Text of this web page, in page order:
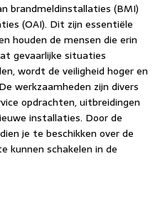
brandmeldinstallaties (BMI)
(OAI). Dit zijn essentiële
houden de mensen die erin
gevaarlijke situaties
wordt de veiligheid hoger en
werkzaamheden zijn divers
opdrachten, uitbreidingen
installaties. Door de
je te beschikken over de
kunnen schakelen in de